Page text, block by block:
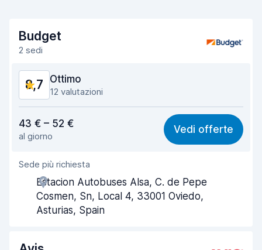
Budget
2 sedi
8,7 Ottimo
12 valutazioni
8,0
Facile da trovare 8,9
Gentilezza degli agenti
Rapidità del ritiro
Rapidità della riconsegna
Pulizia del veicolo
43 € – 52 €
al giorno
Vedi offerte
Sede più richiesta
Estacion Autobuses Alsa, C. de Pepe
Cosmen, Sn, Local 4, 33001 Oviedo,
Asturias, Spain